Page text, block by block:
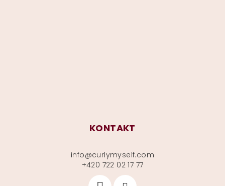
KONTAKT
info@curlymyself.com
+420 722 02 17 77